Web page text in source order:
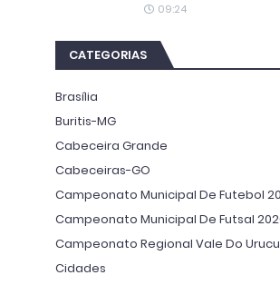
09:24
CATEGORIAS
Brasília
Buritis-MG
Cabeceira Grande
Cabeceiras-GO
Campeonato Municipal De Futebol
Campeonato Municipal De Futsal
Campeonato Regional Vale Do
Cidades